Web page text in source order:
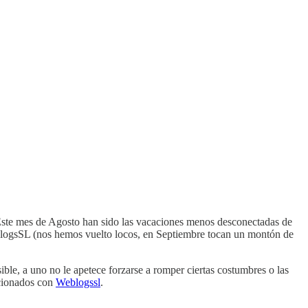
mes de Agosto han sido las vacaciones menos desconectadas de
(nos hemos vuelto locos, en Septiembre tocan un montón de
a uno no le apetece forzarse a romper ciertas costumbres o las
con Weblogssl.